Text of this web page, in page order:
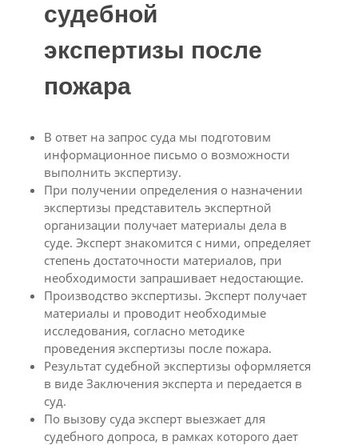
судебной
экспертизы после
пожара
В ответ на запрос суда мы подготовим
информационное письмо о возможности
выполнить экспертизу.
При получении определения о назначении
экспертизы представитель экспертной
организации получает материалы дела в
суде. Эксперт знакомится с ними, определяет
степень достаточности материалов, при
необходимости запрашивает недостающие.
Производство экспертизы. Эксперт получает
материалы и проводит необходимые
исследования, согласно методике
проведения экспертизы после пожара.
Результат судебной экспертизы оформляется
в виде Заключения эксперта и передается в
суд.
По вызову суда эксперт выезжает для
судебного допроса, в рамках которого дает